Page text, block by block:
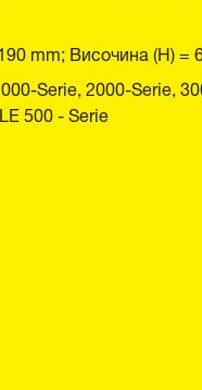
mm; Височина (H) =
Serie, 2000-Serie,
500 - Serie